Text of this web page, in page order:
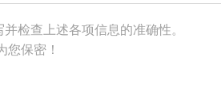
检查上述各项信息的准确性。
保密！